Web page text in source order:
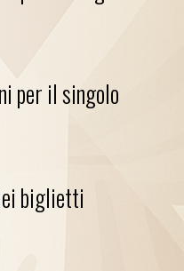
per il singolo
biglietti